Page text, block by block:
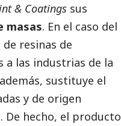
& Coatings sus
masas. En el caso del
resinas de
a las industrias de la
sustituye el
y de origen
De hecho, el producto